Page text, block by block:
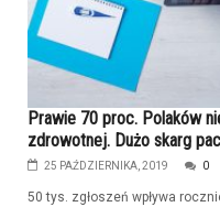
Prawie 70 proc. Polaków
zdrowotnej. Dużo skarg
25 PAŹDZIERNIKA, 2019 0
50 tys. zgłoszeń wpływa